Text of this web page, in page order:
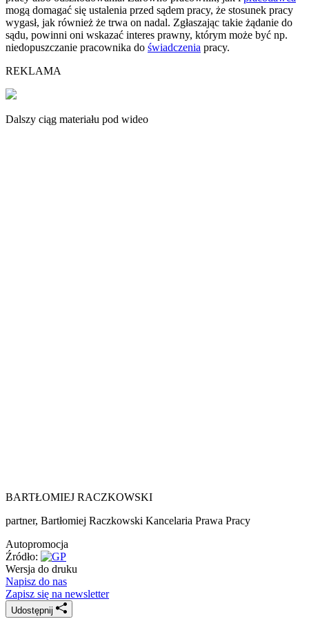
sądu, powinni oni wskazać interes prawny, którym może być np.
niedopuszczanie pracownika doświadczeniapracy.
REKLAMA
Dalszy ciąg materiału pod wideo
partner, Bartłomiej Raczkowski Kancelaria Prawa Pracy
Autopromocja
Wersja do druku
Napisz do nas
Zapisz się na newsletter
Udostępnij
Oceń jakość naszego artykułu